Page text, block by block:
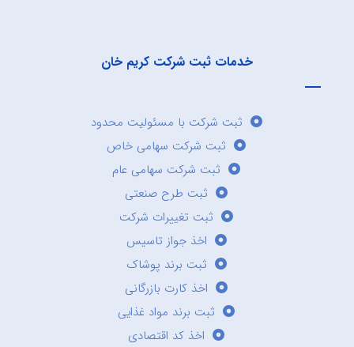
خدمات ثبت شرکت کریم خان
ثبت شرکت با مسئولیت محدود
ثبت شرکت سهامی خاص
ثبت شرکت سهامی عام
ثبت طرح صنعتی
ثبت تغییرات شرکت
اخذ جواز تاسیس
ثبت برند پوشاک
اخذ کارت بازرگانی
ثبت برند مواد غذایی
اخذ کد اقتصادی